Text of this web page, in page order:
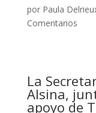
por Paula
Comentarios
La
Alsina,
apoyo de